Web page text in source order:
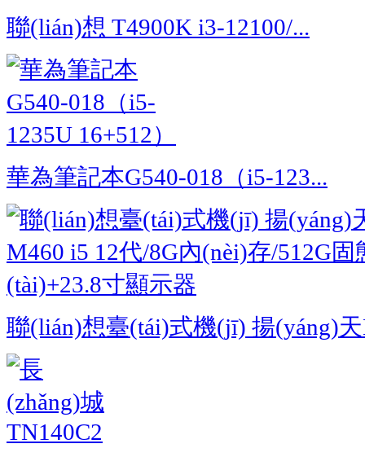
聯(lián)想 T4900K i3-12100/...
華為筆記本G540-018（i5-123...
聯(lián)想臺(tái)式機(jī) 揚(yáng)